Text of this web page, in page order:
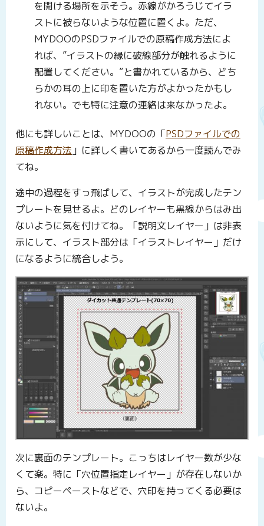
を開ける場所を示そう。赤線がかろうじてイラ
ストに被らないような位置に置くよ。ただ、
MYDOOのPSDファイルでの原稿作成方法によ
れば、”イラストの縁に破線部分が触れるように
配置してください。”と書かれているから、どち
らかの耳の上に印を置いた方がよかったかもし
れない。でも特に注意の連絡は来なかったよ。
他にも詳しいことは、MYDOOの「PSDファイルでの
原稿作成方法 」に詳しく書いてあるから一度読んでみ
てね。
途中の過程をすっ飛ばして、イラストが完成したテン
プレートを見せるよ。どのレイヤーも黒線からはみ出
ないように気を付けてね。「説明文レイヤー」は非表
示にして、イラスト部分は「イラストレイヤー」だけ
になるように統合しよう。
次に裏面のテンプレート。こっちはレイヤー数が少な
くて楽。特に「穴位置指定レイヤー」が存在しないか
ら、コピーペーストなどで、穴印を持ってくる必要は
ないよ。